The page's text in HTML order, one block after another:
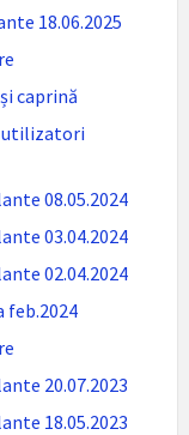
18.06.2025
caprină
utilizatori
08.05.2024
03.04.2024
02.04.2024
20.07.2023
18.05.2023